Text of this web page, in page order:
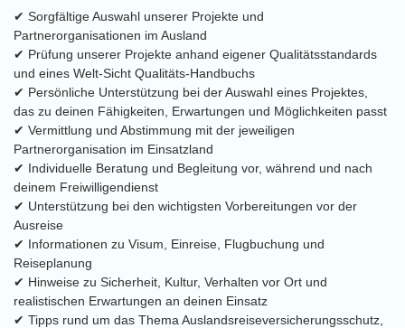
✔ Sorgfältige Auswahl unserer Projekte und
Partnerorganisationen im Ausland
✔ Prüfung unserer Projekte anhand eigener Qualitätsstandards
und eines Welt-Sicht Qualitäts-Handbuchs
✔ Persönliche Unterstützung bei der Auswahl eines Projektes,
das zu deinen Fähigkeiten, Erwartungen und Möglichkeiten passt
✔ Vermittlung und Abstimmung mit der jeweiligen
Partnerorganisation im Einsatzland
✔ Individuelle Beratung und Begleitung vor, während und nach
deinem Freiwilligendienst
✔ Unterstützung bei den wichtigsten Vorbereitungen vor der
Ausreise
✔ Informationen zu Visum, Einreise, Flugbuchung und
Reiseplanung
✔ Hinweise zu Sicherheit, Kultur, Verhalten vor Ort und
realistischen Erwartungen an deinen Einsatz
✔ Tipps rund um das Thema Auslandsreiseversicherungsschutz,